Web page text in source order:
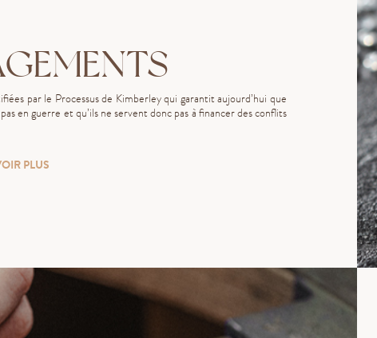
par le Processus de Kimberley qui garantit aujourd’hui que
en guerre et qu’ils ne servent donc pas à financer des conflits
PLUS